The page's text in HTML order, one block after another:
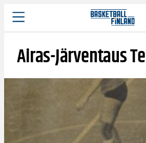
Siirry
sisältöön
Airas-Järventaus